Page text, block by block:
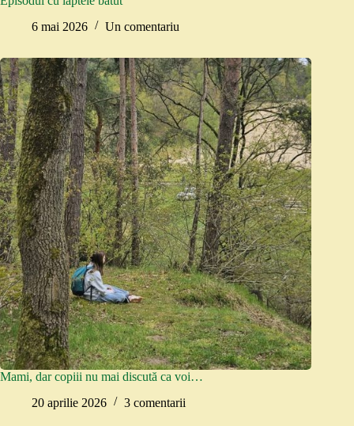
6 mai 2026
Un comentariu
Mami, dar copiii nu mai discută ca voi…
20 aprilie 2026
3 comentarii